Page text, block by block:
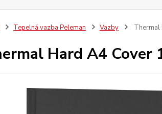
Tepelná vazba Peleman Vazby Thermal
Hard A4 Cover